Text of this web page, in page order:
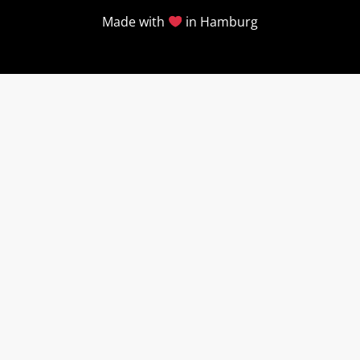
Made with in Hamburg